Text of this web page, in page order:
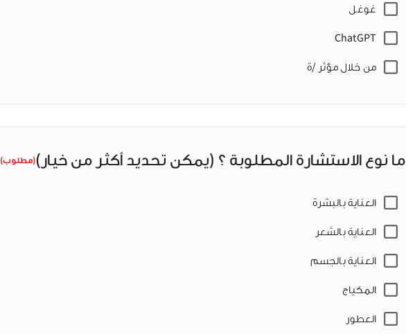
غوغل
ChatGPT
من خلال مؤثر /ة
ما نوع الاستشارة المطلوبة ؟ (يمكن تحديد أكثر من خيار)(مطلوب)
العناية بالبشرة
العناية بالشعر
العناية بالجسم
المكياج
العطور